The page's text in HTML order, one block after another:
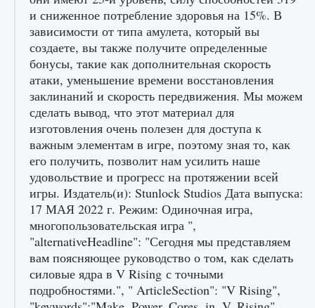
Как разблокировать чертеж счастливого
9 августа 2024 1 151 0 0
Все новые функции Ultimate Team в EA FC
25
9 августа 2024 1 297 0 0
и сниженное потребление здоровья на 15%. В
зависимости от типа амулета, который вы
создаете, вы также получите определенные
бонусы, такие как дополнительная скорость
атаки, уменьшение времени восстановления
заклинаний и скорость передвижения. Мы можем
сделать вывод, что этот материал для
изготовления очень полезен для доступа к
важным элементам в игре, поэтому зная то, как
его получить, позволит нам усилить наше
удовольствие и прогресс на протяжении всей
игры. Издатель(и): Stunlock Studios Дата выпуска:
17 МАЯ 2022 г. Режим: Одиночная игра,
многопользовательская игра ",
"alternativeHeadline": "Сегодня мы представляем
вам поясняющее руководство о том, как сделать
силовые ядра в V Rising с точными
подробностями.", " ArticleSection": "V Rising",